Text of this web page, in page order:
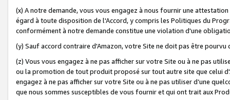
(x) A notre demande, vous vous engagez à nous fournir une
égard à toute disposition de l'Accord, y compris les Politiques du
conformément à notre demande constitue une violation d'une
(y) Sauf accord contraire d'Amazon, votre Site ne doit pas être
(z) Vous vous engagez à ne pas afficher sur votre Site ou à ne pas
ou la promotion de tout produit proposé sur tout autre site que celui
engagez à ne pas afficher sur votre Site ou à ne pas utiliser d’une
que nous sommes susceptibles de vous fournir et qui ont trait aux